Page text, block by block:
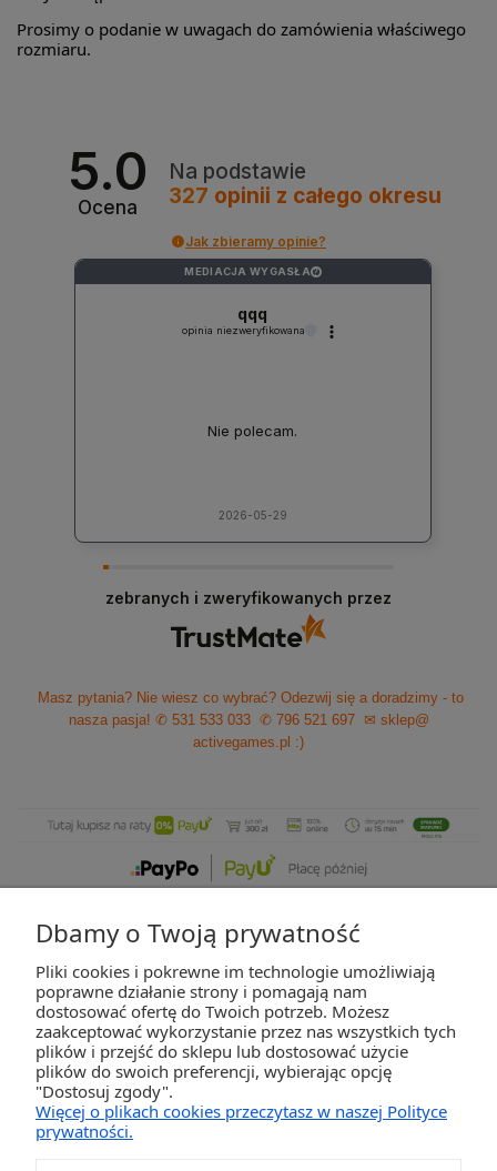
Prosimy o podanie w uwagach do zamówienia właściwego
rozmiaru.
5.0
Ocena
Na podstawie
327 opinii z całego okresu
Jak zbieramy opinie?
MEDIACJA WYGASŁA ?
qqq
opinia niezweryfikowana
Nie polecam.
2026-05-29
zebranych i zweryfikowanych przez
Masz pytania? Nie wiesz co wybrać? Odezwij się a doradzimy - to
nasza pasja! ✆ 531 533 033 ✆ 796 521 697
✉ sklep@
activegames.pl :)
ZAKUPY
POMOC
Dbamy o Twoją prywatność
Pliki cookies i pokrewne im technologie umożliwiają
poprawne działanie strony i pomagają nam
dostosować ofertę do Twoich potrzeb. Możesz
zaakceptować wykorzystanie przez nas wszystkich tych
plików i przejść do sklepu lub dostosować użycie
plików do swoich preferencji, wybierając opcję
"Dostosuj zgody".
Więcej o plikach cookies przeczytasz w naszej Polityce
prywatności.